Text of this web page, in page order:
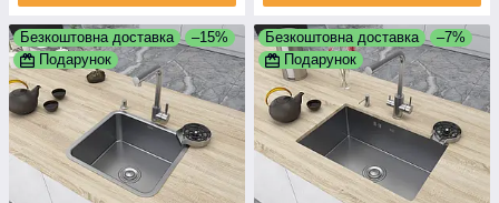
Безкоштовна доставка
–15%
Подарунок
Безкоштовна доставка
–7%
Подарунок